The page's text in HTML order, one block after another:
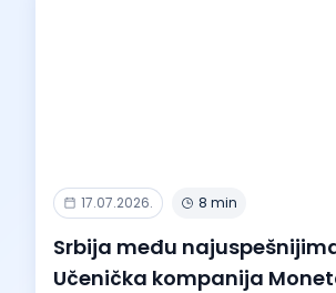
17.07.2026. 8 min
Srbija među
Učenička kompanija